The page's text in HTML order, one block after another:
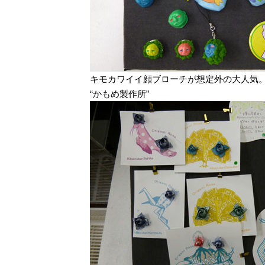
キモカワイイ顔ブローチが想定外の大人気
“かもめ製作所”